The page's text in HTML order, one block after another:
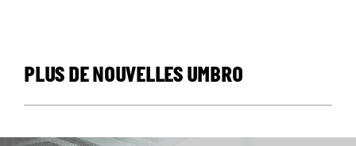
PLUS DE NOUVELLES UMBRO